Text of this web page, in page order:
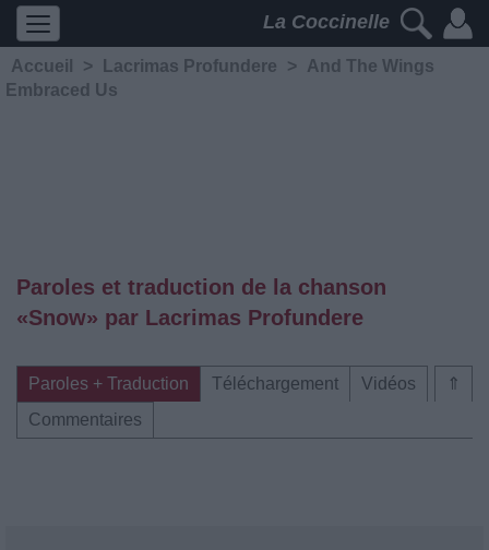
La Coccinelle
Accueil > Lacrimas Profundere >
And The Wings
Embraced Us
Paroles et traduction de la chanson
«Snow» par Lacrimas Profundere
⇑
Paroles + Traduction Téléchargement
Vidéos
Commentaires